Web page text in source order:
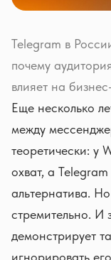
Telegram в
почему
влияет на
Еще несколько
между
теоретически: у
охват, а
альтернатива.
стремительно. И
демонстрирует
игнорировать